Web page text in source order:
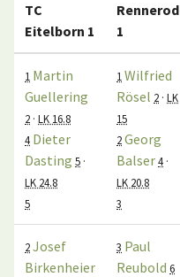
TC
Eitelborn 1
Rennerod
1
1 Martin
Guellering
2 · LK 16.8
4 Dieter
Dasting 5 ·
LK 24.8
5
1 Wilfried
Rösel 2 · LK
15
2Georg
Balser4 ·
LK 20.8
3
2Josef
Birkenheier
3 Paul
Reubold 6